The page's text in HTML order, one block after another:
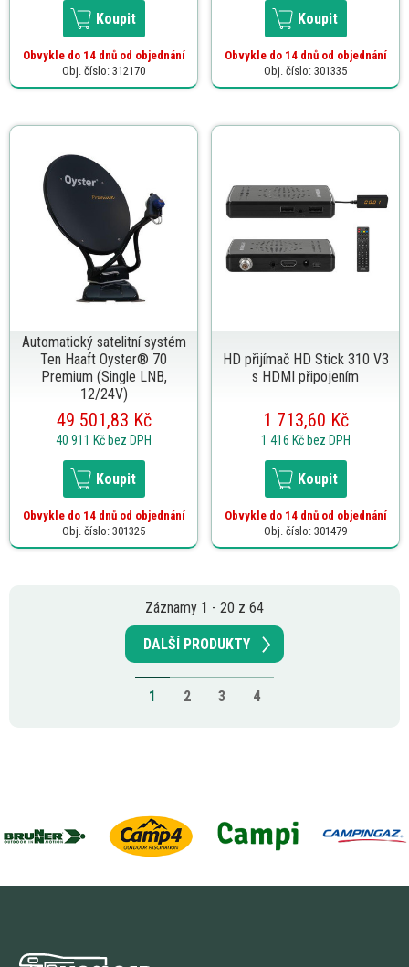
Koupit
Obvykle do 14 dnů od objednání
Obj. číslo: 312170
Koupit
Obvykle do 14 dnů od objednání
Obj. číslo: 301335
Automatický satelitní systém
Ten Haaft Oyster® 70
Premium (Single LNB,
12/24V)
49 501,83 Kč
40 911 Kč bez DPH
Koupit
Obvykle do 14 dnů od objednání
Obj. číslo: 301325
HD přijímač HD Stick 310 V3
s HDMI připojením
1 713,60 Kč
1 416 Kč bez DPH
Koupit
Obvykle do 14 dnů od objednání
Obj. číslo: 301479
Záznamy 1 - 20 z 64
DALŠÍ PRODUKTY
1 2 3 4